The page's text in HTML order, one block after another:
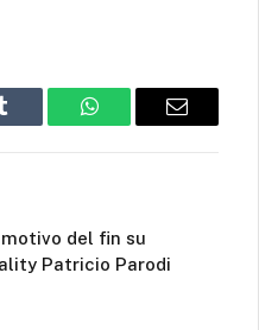
Tumblr WhatsAppEmail
motivo del fin su
Patricio Parodi